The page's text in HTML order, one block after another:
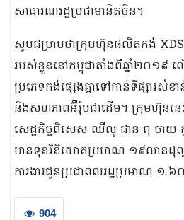
សាធារណរដ្ឋប្រជាមានិតចិន។
សូមជម្រាបថាក្រុមហ៊ុនផលិតកង់ XDS ប
របស់ខ្លួននៅកម្ពុជាតាំងពីឆ្នាំ២០១៩
ប្រភេទកង់ផ្សេងគ្នាទៅកាន់ទីផ្សារសំខ
និងសហភាពអ៊ឺរ៉ុបជាដើម។ ក្រុមហ៊ុននេ
សេដ្ឋកិច្ចពិសេស ឈីលូ ជាន ពុ ចាយ ក្
មានទុនវិនិយោគប្រមាណ ១៩លានដុល្ល
ការងារជូនប្រជាពលរដ្ឋប្រមាណ ១.៦
904